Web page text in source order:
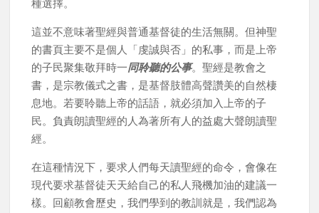
種選擇。
這並不意味著聖經與普通基督徒的生活無關。但神聖
的書頁主要不是個人「虔誠與否」的私事，而是上帝
的子民聚集敬拜時一同聆聽的公事。聖經是教會之
書，是宗教儀式之書，是基督肢體高聲讚美的自然棲
息地。若要聆聽上帝的話語，就必須加入上帝的子
民。負責朗讀聖經的人為著所有人的益處大聲朗讀聖
經。
在這種情況下，要求人們每天讀聖經的命令，會像在
現代要求基督徒天天給自己的私人飛機加油的建議一
樣。回顧教會歷史，我們學到的教訓就是，我們認為